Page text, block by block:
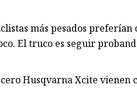
más pesados
El truco es seguir
Husqvarna Xcite